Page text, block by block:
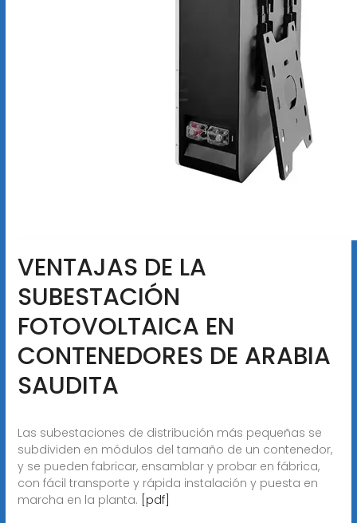
VENTAJAS DE LA
SUBESTACIÓN
FOTOVOLTAICA EN
CONTENEDORES DE ARABIA
SAUDITA
Las subestaciones de distribución más pequeñas se
subdividen en módulos del tamaño de un contenedor,
y se pueden fabricar, ensamblar y probar en fábrica,
con fácil transporte y rápida instalación y puesta en
marcha en la planta. [pdf]